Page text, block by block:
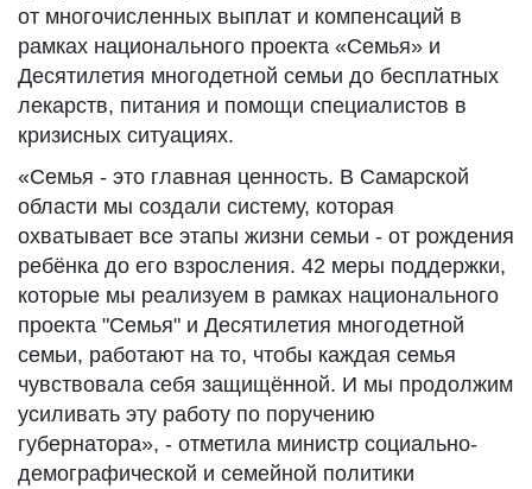
от многочисленных выплат и компенсаций в
рамках национального проекта «Семья» и
Десятилетия многодетной семьи до бесплатных
лекарств, питания и помощи специалистов в
кризисных ситуациях.
«Семья - это главная ценность. В Самарской
области мы создали систему, которая
охватывает все этапы жизни семьи - от рождения
ребёнка до его взросления. 42 меры поддержки,
которые мы реализуем в рамках национального
проекта "Семья" и Десятилетия многодетной
семьи, работают на то, чтобы каждая семья
чувствовала себя защищённой. И мы продолжим
усиливать эту работу по поручению
губернатора», - отметила министр социально-
демографической и семейной политики